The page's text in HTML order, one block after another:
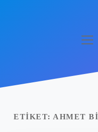
Yasal Uyarı
ETIKET: AHMET